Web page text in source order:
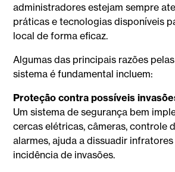
administradores estejam sempre
práticas e tecnologias disponíveis
local de forma eficaz.
Algumas das principais razões
sistema é fundamental incluem:
Proteção contra possíveis
Um sistema de segurança bem
cercas elétricas, câmeras, controle
alarmes, ajuda a dissuadir
incidência de invasões.